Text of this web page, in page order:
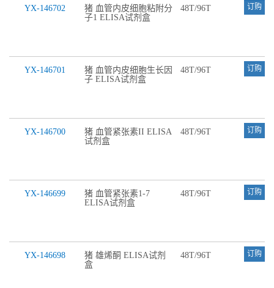
YX-146702
猪 血管内皮细胞粘附分
子1 ELISA试剂盒
48T/96T 订购
YX-146701
猪 血管内皮细胞生长因
子 ELISA试剂盒
48T/96T 订购
YX-146700
猪 血管紧张素ІІ ELISA
试剂盒
48T/96T 订购
YX-146699
猪 血管紧张素1-7
ELISA试剂盒
48T/96T 订购
YX-146698
猪 雄烯酮 ELISA试剂
盒
48T/96T 订购